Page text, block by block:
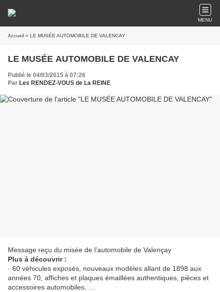
MENU
Accueil » LE MUSÉE AUTOMOBILE DE VALENCAY
LE MUSÉE AUTOMOBILE DE VALENCAY
Publié le 04/03/2015 à 07:26
Par Les RENDEZ-VOUS de La REINE
Message reçu du misée de l’automobile de Valençay
Plus à découvrir :
· 60 véhicules exposés, nouveaux modèles allant de 1898 aux
années 70, affiches et plaques émaillées authentiques, pièces et
accessoires automobiles, …